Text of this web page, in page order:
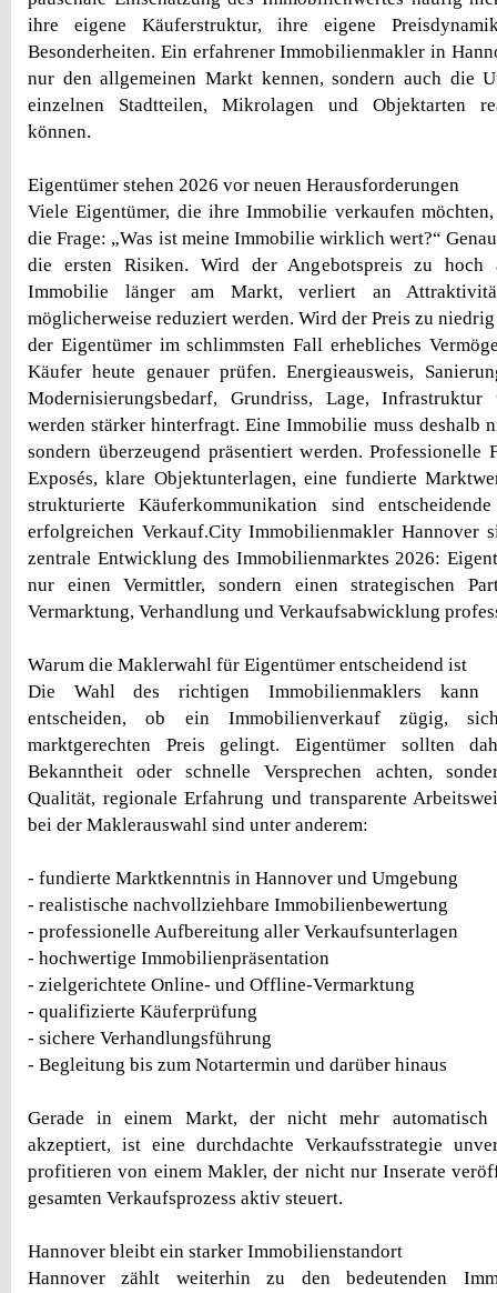
ihre eigene Käuferstruktur, ihre eigene
Besonderheiten. Ein erfahrener Immobilienmakler in
nur den allgemeinen Markt kennen, sondern auch die
einzelnen Stadtteilen, Mikrolagen und Objektarten
können.
Eigentümer stehen 2026 vor neuen Herausforderungen
Viele Eigentümer, die ihre Immobilie verkaufen
die Frage: „Was ist meine Immobilie wirklich wert?“
die ersten Risiken. Wird der Angebotspreis zu hoch
Immobilie länger am Markt, verliert an
möglicherweise reduziert werden. Wird der Preis zu
der Eigentümer im schlimmsten Fall erhebliches
Käufer heute genauer prüfen. Energieausweis,
Modernisierungsbedarf, Grundriss, Lage, Infrastruktur
werden stärker hinterfragt. Eine Immobilie muss deshalb
sondern überzeugend präsentiert werden. Professionelle
Exposés, klare Objektunterlagen, eine fundierte
strukturierte Käuferkommunikation sind
erfolgreichen Verkauf.City Immobilienmakler Hannover
zentrale Entwicklung des Immobilienmarktes 2026:
nur einen Vermittler, sondern einen strategischen
Vermarktung, Verhandlung und Verkaufsabwicklung
Warum die Maklerwahl für Eigentümer entscheidend ist
Die Wahl des richtigen Immobilienmaklers kann
entscheiden, ob ein Immobilienverkauf zügig,
marktgerechten Preis gelingt. Eigentümer sollten
Bekanntheit oder schnelle Versprechen achten,
Qualität, regionale Erfahrung und transparente
bei der Maklerauswahl sind unter anderem:
- fundierte Marktkenntnis in Hannover und Umgebung
- realistische nachvollziehbare Immobilienbewertung
- professionelle Aufbereitung aller Verkaufsunterlagen
- hochwertige Immobilienpräsentation
- zielgerichtete Online- und Offline-Vermarktung
- qualifizierte Käuferprüfung
- sichere Verhandlungsführung
- Begleitung bis zum Notartermin und darüber hinaus
Gerade in einem Markt, der nicht mehr automatisch
akzeptiert, ist eine durchdachte Verkaufsstrategie
profitieren von einem Makler, der nicht nur Inserate
gesamten Verkaufsprozess aktiv steuert.
Hannover bleibt ein starker Immobilienstandort
Hannover zählt weiterhin zu den bedeutenden